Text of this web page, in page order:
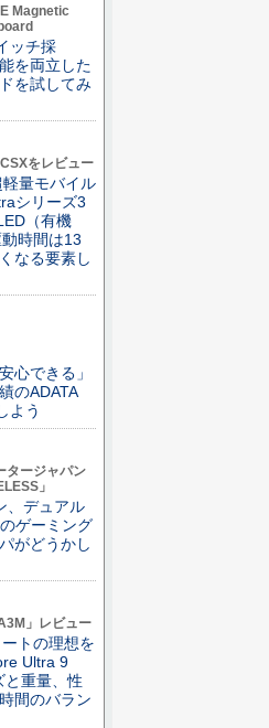
Magnetic
ッチ採
を両立した
を試してみ
をレビュー
量モバイル
シリーズ3
（有機
時間は13
なる要素し
心できる」
のADATA
よう
タージャパン
」
、デュアル
ゲーミング
がどうかし
」レビュー
トの理想を
Ultra 9
と重量、性
間のバラン